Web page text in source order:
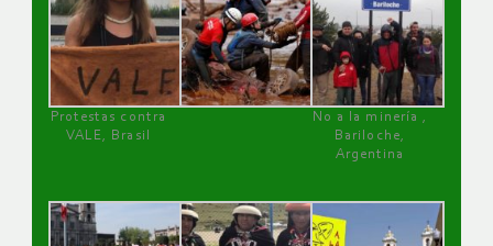
Protestas contra
VALE, Brasil
No a la minería ,
Bariloche,
Argentina